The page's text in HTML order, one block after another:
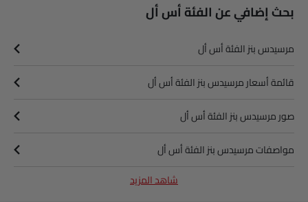
بحث إضافي عن الفئة أس أل
مرسيدس بنز الفئة أس أل
قائمة أسعار مرسيدس بنز الفئة أس أل
صور مرسيدس بنز الفئة أس أل
مواصفات مرسيدس بنز الفئة أس أل
ألوان مرسيدس بنز الفئة أس ألشاهد المزيد